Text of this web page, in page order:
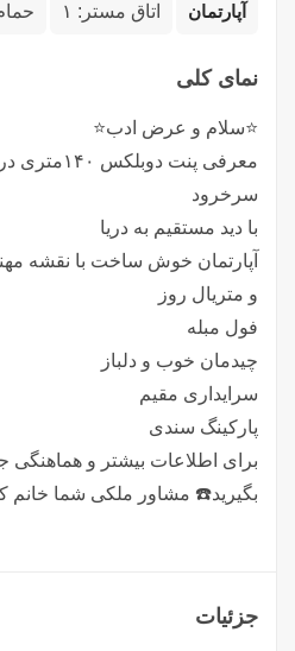
آپارتمان اتاق مستر: ۱
نمای کلی
⭐️سلام و عرض ادب⭐️
معرفی پنت
سرخرود
با دید مستقیم به دریا
آپارتمان خوش ساخت با نقشه
و متریال روز
فول مبله
چیدمان خوب و دلباز
سرایداری مقیم
پارکینگ سندی
برای اطلاعات بیشتر و هماهنگی
بگیرید☎️ مشاور ملکی شما خانم
جزئیات